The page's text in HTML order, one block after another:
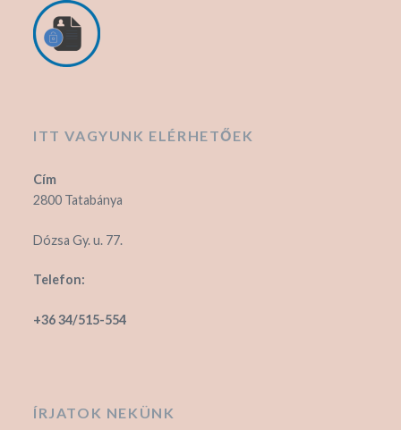
ITT VAGYUNK ELÉRHETŐEK
Cím
2800 Tatabánya
Dózsa Gy. u. 77.
Telefon:
+36 34/515-554
ÍRJATOK NEKÜNK